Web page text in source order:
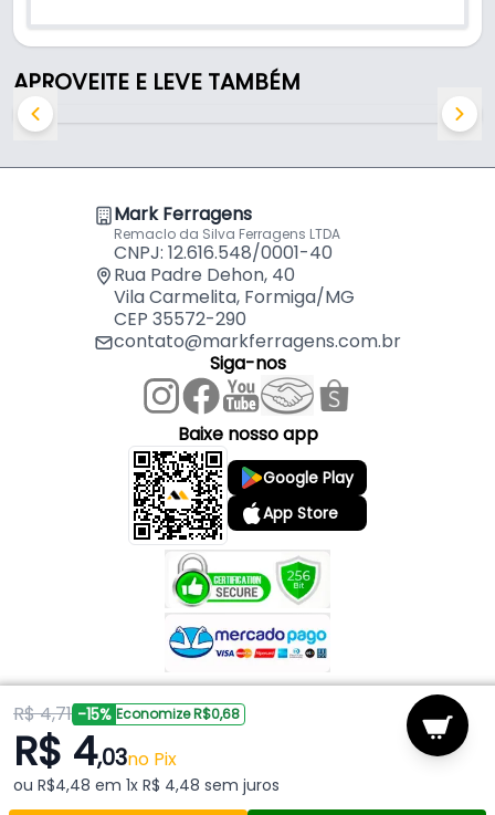
R$ 4,71 -15% Economize R$0,68
R$ 4,03no Pix
ou R$4,48 em 1x R$ 4,48 sem juros
APROVEITE E LEVE TAMBÉM
Mark Ferragens
Remaclo da Silva Ferragens LTDA
CNPJ: 12.616.548/0001-40
Rua Padre Dehon, 40
Vila Carmelita, Formiga/MG
CEP 35572-290
contato@markferragens.com.br
Siga-nos
Baixe nosso app
Google Play
App Store
Copyright © 2026 Mark Ferragens. Todos os direitos reservados.